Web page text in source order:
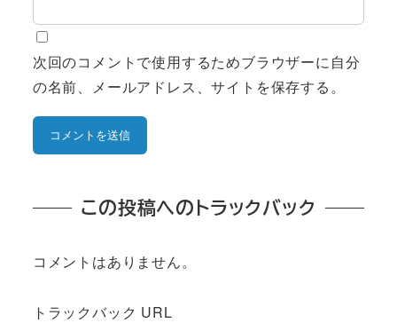
次回のコメントで使用するためブラウザーに自分
の名前、メールアドレス、サイトを保存する。
この投稿へのトラックバック
コメントはありません。
トラックバック URL